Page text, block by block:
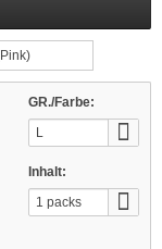
GR./Farbe:
L
Inhalt:
1 packs